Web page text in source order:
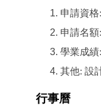
申請資
申請名
學業成績
其他: 設
行事曆